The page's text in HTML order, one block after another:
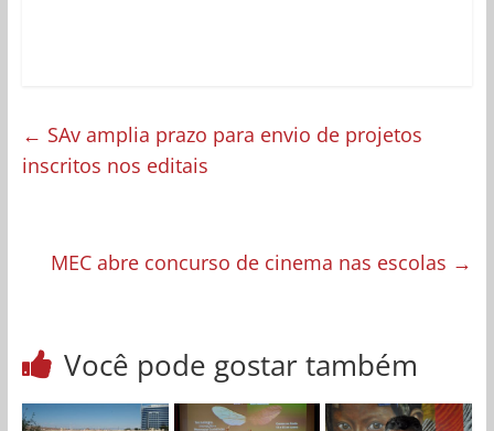
← SAv amplia prazo para envio de projetos
inscritos nos editais
MEC abre concurso de cinema nas escolas →
Você pode gostar também